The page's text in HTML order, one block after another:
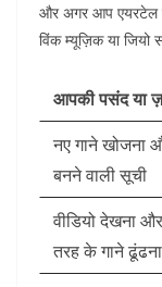
और अगर आप एयरटेल
विंक म्यूज़िक या जियो
आपकी पसंद या
नए गाने खोजना
बनने वाली सूची
वीडियो देखना
तरह के गाने ढूंढना